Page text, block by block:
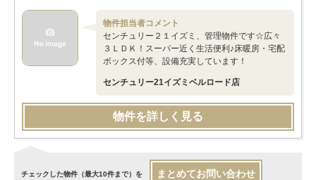
物件担当者コメント
センチュリー２１イズミ、管理物件です☆広々
３ＬＤＫ！スーパー近く生活便利♪床暖房・宅配
ボックス付等、設備充実しています！
センチュリー21イズミベルロード店
物件を詳しく見る
チェックした物件（最大10件まで）を まとめてお問い合わせ